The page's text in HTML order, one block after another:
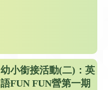
幼小銜接活動(二)：英
語FUN FUN營第一期